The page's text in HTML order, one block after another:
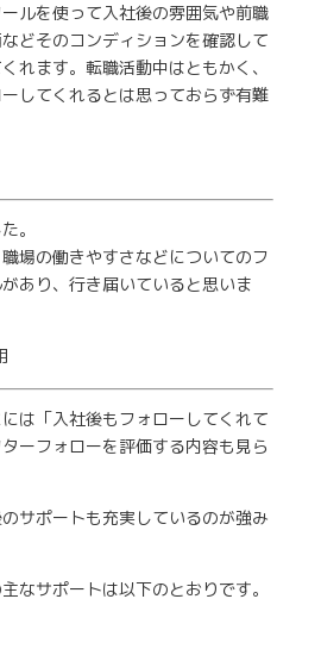
ルを使って入社後の雰囲気や前職
どそのコンディションを確認して
れます。転職活動中はともかく、
してくれるとは思っておらず有難
。
場の働きやすさなどについてのフ
あり、行き届いていると思いま
は「入社後もフォローしてくれて
ーフォローを評価する内容も見ら
サポートも充実しているのが強み
なサポートは以下のとおりです。